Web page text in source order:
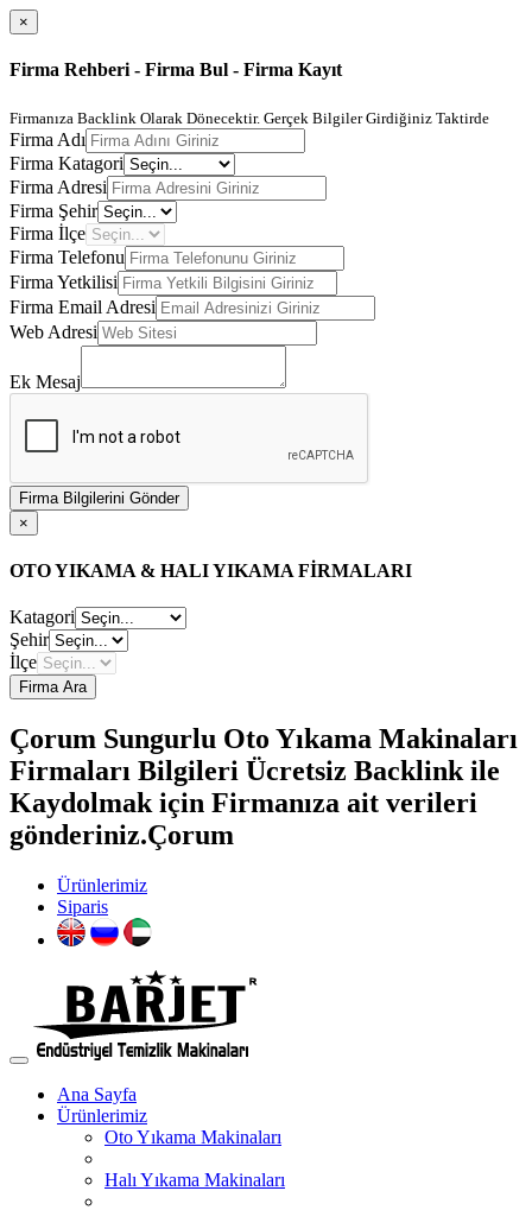
×
Firma Rehberi - Firma Bul - Firma Kayıt
Firmanıza Backlink Olarak Dönecektir. Gerçek Bilgiler Girdiğiniz Taktirde
Firma Adı
Firma Katagori
Firma Adresi
Firma Şehir
Firma İlçe
Firma Telefonu
Firma Yetkilisi
Firma Email Adresi
Web Adresi
Ek Mesaj
Firma Bilgilerini Gönder
×
OTO YIKAMA & HALI YIKAMA FİRMALARI
Katagori
Şehir
İlçe
Firma Ara
Çorum Sungurlu Oto Yıkama Makinaları
Firmaları Bilgileri Ücretsiz Backlink ile
Kaydolmak için Firmanıza ait verileri
gönderiniz.Çorum
Ürünlerimiz
Siparis
Ana Sayfa
Ürünlerimiz
Oto Yıkama Makinaları
Halı Yıkama Makinaları